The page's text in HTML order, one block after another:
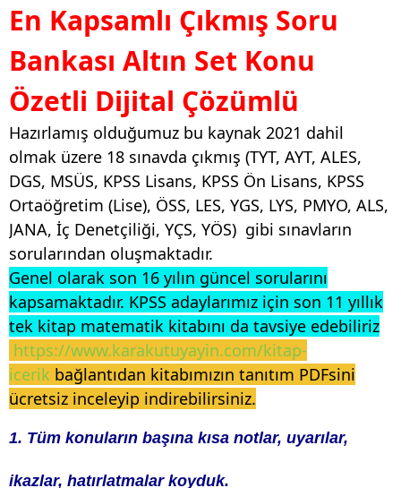
En Kapsamlı Çıkmış Soru
Bankası Altın Set Konu
Özetli Dijital Çözümlü
Hazırlamış olduğumuz bu kaynak 2021 dahil
olmak üzere 18 sınavda çıkmış (TYT, AYT, ALES,
DGS, MSÜS, KPSS Lisans, KPSS Ön Lisans, KPSS
Ortaöğretim (Lise), ÖSS, LES, YGS, LYS, PMYO, ALS,
JANA, İç Denetçiliği, YÇS, YÖS) gibi sınavların
sorularından oluşmaktadır.
Genel olarak son 16 yılın güncel sorularını
kapsamaktadır. KPSS adaylarımız için son 11 yıllık
tek kitap matematik kitabını da tavsiye edebiliriz
https://www.karakutuyayin.com/kitap-
icerik bağlantıdan kitabımızın tanıtım PDFsini
ücretsiz inceleyip indirebilirsiniz.
1. Tüm konuların başına kısa notlar, uyarılar,
ikazlar, hatırlatmalar koyduk.